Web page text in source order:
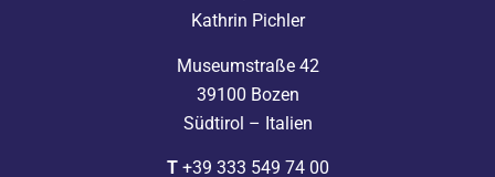
Kathrin Pichler
Museumstraße 42
39100 Bozen
Südtirol – Italien
T +39 333 549 74 00